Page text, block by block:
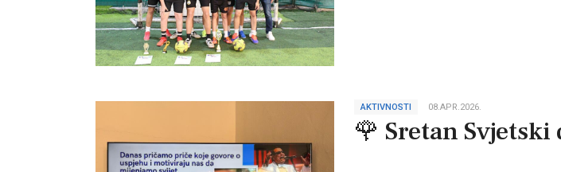
AKTIVNOSTI 08.APR.2026.
🌹 Sretan Svjetski